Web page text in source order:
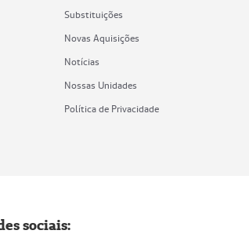
Substituições
Novas Aquisições
Notícias
Nossas Unidades
Política de Privacidade
sociais: